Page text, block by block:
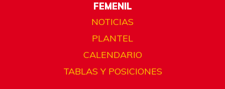
FEMENIL
NOTICIAS
PLANTEL
CALENDARIO
TABLAS Y POSICIONES